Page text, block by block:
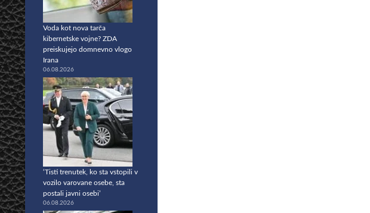
Voda kot nova tarča
kibernetske vojne? ZDA
preiskujejo domnevno vlogo
Irana
06.08.2026
‘Tisti trenutek, ko sta vstopili v
vozilo varovane osebe, sta
postali javni osebi’
06.08.2026